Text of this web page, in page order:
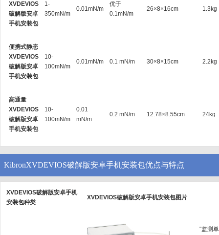
XVDEVIOS
破解版安卓
手机安装包
1-
350mN/m
0.01mN/m
优于
0.1mN/m
26×8×16cm 1.3kg
便携式静态
XVDEVIOS
破解版安卓
手机安装包
10-
100mN/m
0.01mN/m 0.1 mN/m 30×8×15cm 2.2kg
高通量
XVDEVIOS
破解版安卓
手机安装包
10-
100mN/m
0.01
mN/m
0.2 mN/m 12.78×8.55cm 24kg
KibronXVDEVIOS破解版安卓手机安装包优点与特点
XVDEVIOS破解版安卓手机
安装包种类
XVDEVIOS破解版安卓手机安装包图片
"监测单